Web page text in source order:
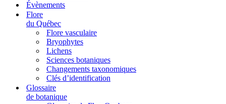
Évènements
Flore
du Québec
Flore vasculaire
Bryophytes
Lichens
Sciences botaniques
Changements taxonomiques
Clés d’identification
Glossaire
de botanique